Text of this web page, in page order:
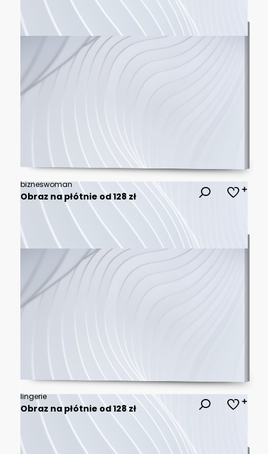
bizneswoman
Obraz na płótnie od 128 zł
lingerie
Obraz na płótnie od 128 zł